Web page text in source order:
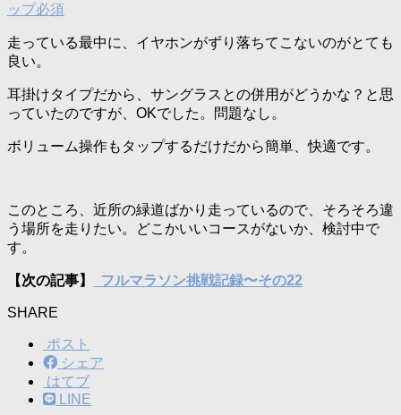
ップ必須
走っている最中に、イヤホンがずり落ちてこないのがとても
良い。
耳掛けタイプだから、サングラスとの併用がどうかな？と思
っていたのですが、OKでした。問題なし。
ボリューム操作もタップするだけだから簡単、快適です。
このところ、近所の緑道ばかり走っているので、そろそろ違
う場所を走りたい。どこかいいコースがないか、検討中で
す。
【次の記事】 フルマラソン挑戦記録〜その22
SHARE
ポスト
シェア
はてブ
LINE